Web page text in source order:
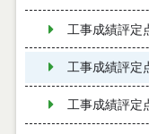
工事成績評定
工事成績評定
工事成績評定